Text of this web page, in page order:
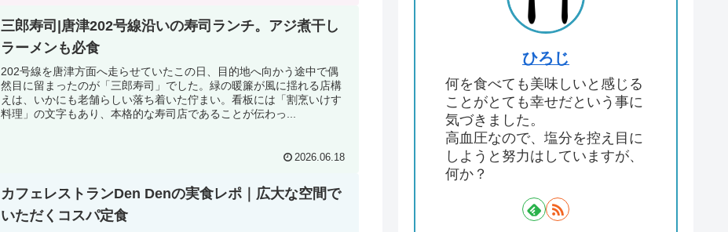
三郎寿司|唐津202号線沿いの寿司ランチ。アジ煮干し
ラーメンも必食
202号線を唐津方面へ走らせていたこの日、目的地へ向かう途中で偶
然目に留まったのが「三郎寿司」でした。緑の暖簾が風に揺れる店構
えは、いかにも老舗らしい落ち着いた佇まい。看板には「割烹いけす
料理」の文字もあり、本格的な寿司店であることが伝わっ...
2026.06.18
カフェレストランDen Denの実食レポ｜広大な空間で
いただくコスパ定食
ひろじ
何を食べても美味しいと感じる
ことがとても幸せだという事に
気づきました。
高血圧なので、塩分を控え目に
しようと努力はしていますが、
何か？